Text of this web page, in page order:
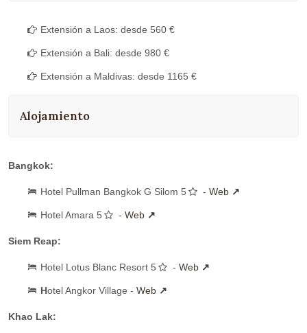
Extensión a Laos: desde 560 €
Extensión a Bali: desde 980 €
Extensión a Maldivas: desde 1165 €
Alojamiento
Bangkok:
Hotel Pullman Bangkok G Silom 5 - Web
Hotel Amara 5 - Web
Siem Reap:
Hotel Lotus Blanc Resort 5 - Web
Hotel Angkor Village - Web
Khao Lak: